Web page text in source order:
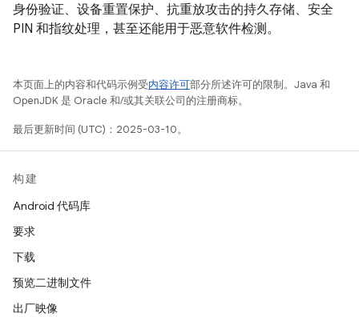
身份验证、设备重置保护、抗重放攻击的持久存储、安全
PIN 和指纹处理，甚至还能用于恶意软件检测。
本页面上的内容和代码示例受内容许可部分所述许可的限制。Java 和
OpenJDK 是 Oracle 和/或其关联公司的注册商标。
最后更新时间 (UTC)：2025-03-10。
构建
Android 代码库
要求
下载
预览二进制文件
出厂映像